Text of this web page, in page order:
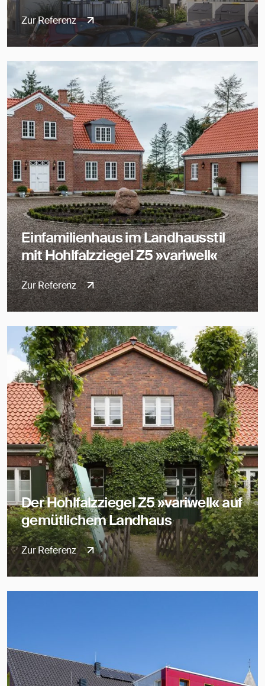
Zur Referenz
Einfamilienhaus im Landhausstil
mit Hohlfalzziegel Z5 »variwell«
Zur Referenz
Der Hohlfalzziegel Z5 »variwell« auf
gemütlichem Landhaus
Zur Referenz